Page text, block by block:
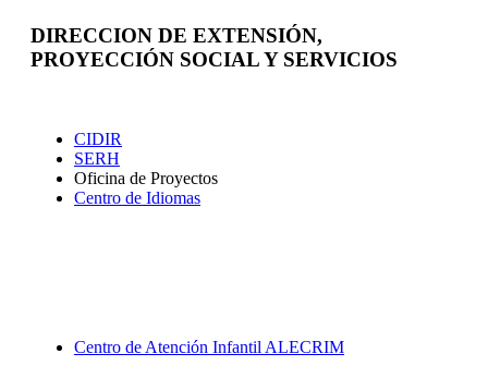
DIRECCION DE EXTENSIÓN,
PROYECCIÓN SOCIAL Y SERVICIOS
CIDIR
SERH
Oficina de Proyectos
Centro de Idiomas
Centro de Atención Infantil ALECRIM